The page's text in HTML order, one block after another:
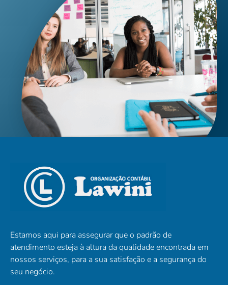
Estamos aqui para assegurar que o padrão de
atendimento esteja à altura da qualidade encontrada em
nossos serviços, para a sua satisfação e a segurança do
seu negócio.